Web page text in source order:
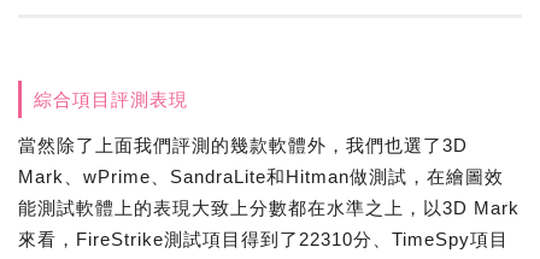
綜合項目評測表現
當然除了上面我們評測的幾款軟體外，我們也選了3D
Mark、wPrime、SandraLite和Hitman做測試，在繪圖效
能測試軟體上的表現大致上分數都在水準之上，以3D Mark
來看，FireStrike測試項目得到了22310分、TimeSpy項目